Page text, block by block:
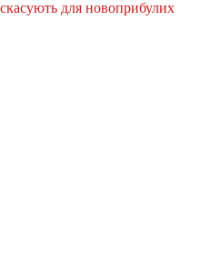
скасують для новоприбулих